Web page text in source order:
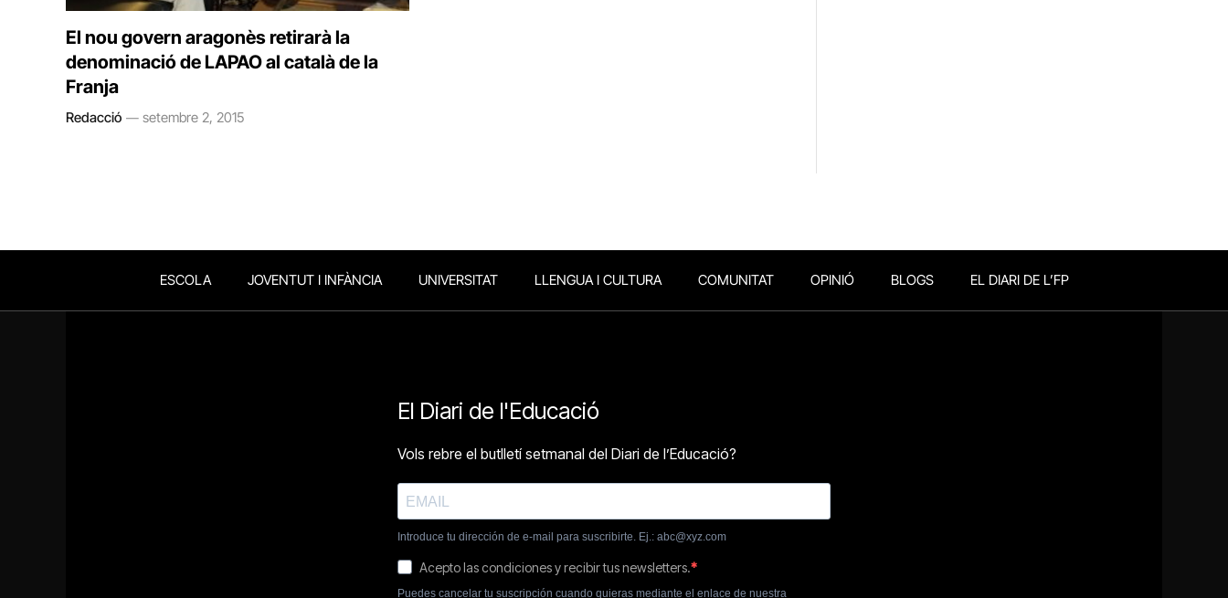
El nou govern aragonès retirarà la
denominació de LAPAO al català de la
Franja
Redacció setembre 2, 2015
ESCOLA JOVENTUT I INFÀNCIA UNIVERSITAT LLENGUA I CULTURA COMUNITAT OPINIÓ BLOGS EL DIARI DE L’FP